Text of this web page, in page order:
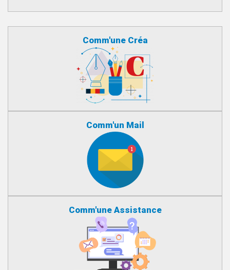
Comm'une Créa
Comm'un Mail
Comm'une Assistance